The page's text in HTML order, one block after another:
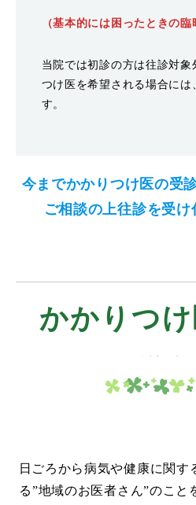
（基本的には困ったときの臨
当院では初診の方は往診対象
つけ医を希望される場合に
す。
今までかかりつけ医の受
ご相談の上往診を受け
かかりつけ
日ごろから病気や健康に関す
る”地域のお医者さん”のこと